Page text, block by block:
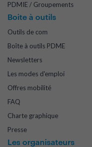
PDMIE / Groupements
Boite à outils
Outils de com
Boîte à outils PDME
Newsletters
Les modes d'emploi
Offres mobilité
FAQ
Charte graphique
Presse
Les organisateurs